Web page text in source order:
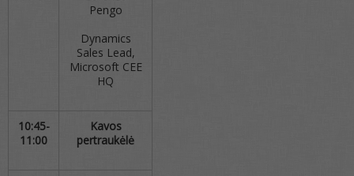
Pengo
Dynamics
Sales Lead,
Microsoft CEE
HQ
10:45-
11:00
Kavos
pertraukėlė